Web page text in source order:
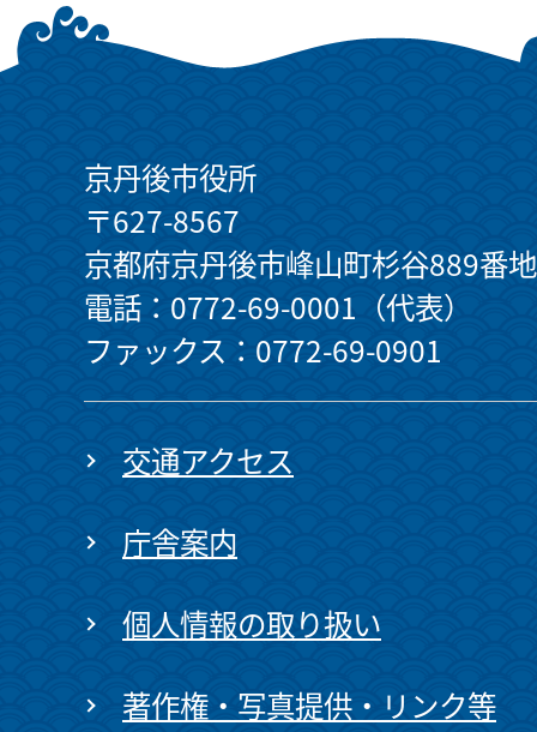
京丹後市役所
〒627-8567
京都府京丹後市峰山町杉谷889番地
電話：0772-69-0001（代表）
ファックス：0772-69-0901
交通アクセス
庁舎案内
個人情報の取り扱い
著作権・写真提供・リンク等